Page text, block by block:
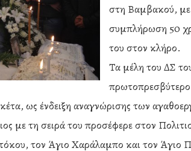
στη Βαμβακού,
συμπλήρωση 50
του στον κλήρο.
Τα μέλη του ΔΣ
ως ένδειξη αναγνώρισης των
με τη σειρά του προσέφερε στον
τον Άγιο Χαράλαμπο και τον Άγιο